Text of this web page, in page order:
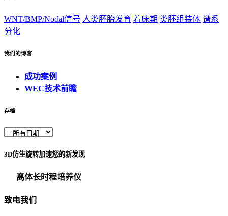
WNT/BMP/Nodal信号 人类胚胎发育 着床期 类胚组装体 谱系
分化
我们的博客
成功案例
WEC技术前瞻
存档
3D仿生旋转加速您的新发现
离体长时程培养仪
致电我们